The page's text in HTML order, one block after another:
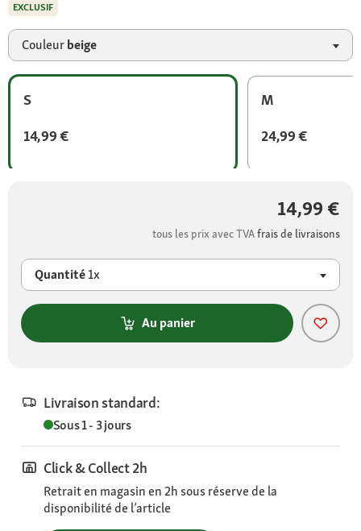
Couleurbeige
S
14,99 €
M
24,99 €
14,99 €
tous les prix avec TVAfrais de livraisons
Quantité1x
Au panier
Livraison standard:
Sous 1 - 3 jours
Click & Collect 2h
Retrait en magasin en 2h sous réserve de la
disponibilité de l’article
EXCLUSIF